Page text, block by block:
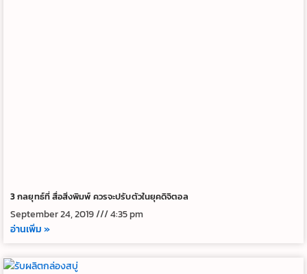
3 กลยุทธ์ที่ สื่อสิ่งพิมพ์ ควรจะปรับตัวในยุคดิจิตอล
September 24, 2019
4:35 pm
อ่านเพิ่ม »